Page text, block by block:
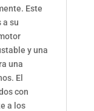
Este
a su
y una
una
El
con
a los